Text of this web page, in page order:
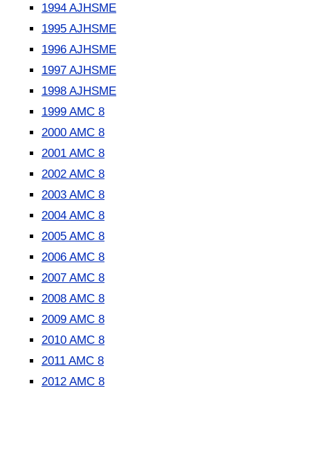
1994 AJHSME
1995 AJHSME
1996 AJHSME
1997 AJHSME
1998 AJHSME
1999 AMC 8
2000 AMC 8
2001 AMC 8
2002 AMC 8
2003 AMC 8
2004 AMC 8
2005 AMC 8
2006 AMC 8
2007 AMC 8
2008 AMC 8
2009 AMC 8
2010 AMC 8
2011 AMC 8
2012 AMC 8